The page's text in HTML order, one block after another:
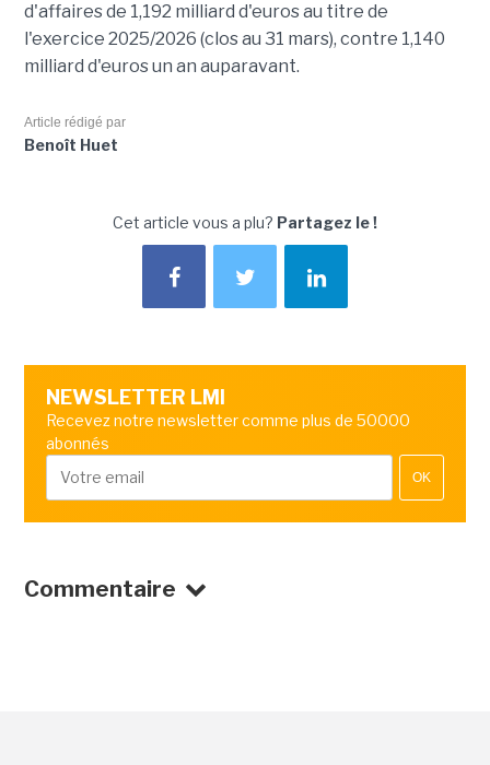
d'affaires de 1,192 milliard d'euros au titre de
l'exercice 2025/2026 (clos au 31 mars), contre 1,140
milliard d'euros un an auparavant.
Article rédigé par
Benoît Huet
Cet article vous a plu? Partagez le !
NEWSLETTER LMI
Recevez notre newsletter comme plus de 50000
abonnés
OK
Commentaire